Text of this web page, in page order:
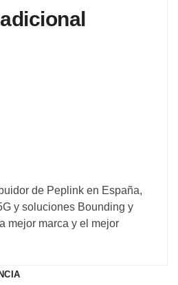
de Peplink en España,
y soluciones Bounding y
mejor marca y el mejor